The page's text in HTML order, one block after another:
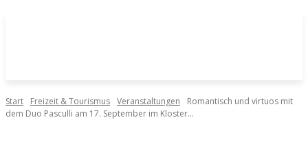
Start Freizeit & Tourismus Veranstaltungen
Romantisch und virtuos mit
dem Duo Pasculli am 17. September im Kloster...